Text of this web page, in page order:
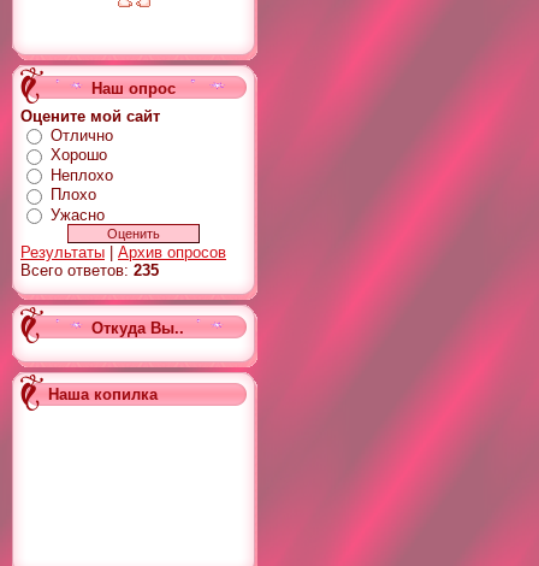
Наш опрос
Оцените мой сайт
Отлично
Хорошо
Неплохо
Плохо
Ужасно
Результаты
Архив опросов
Всего ответов: 235
Откуда Вы..
Наша копилка